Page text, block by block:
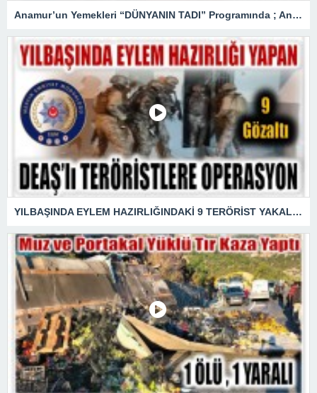
Anamur’un Yemekleri “DÜNYANIN TADI” Programında ; Anamur Gezisi Saat 15 : 00 ‘te
YILBAŞINDA EYLEM HAZIRLIĞINDAKİ 9 TERÖRİST YAKALANDI